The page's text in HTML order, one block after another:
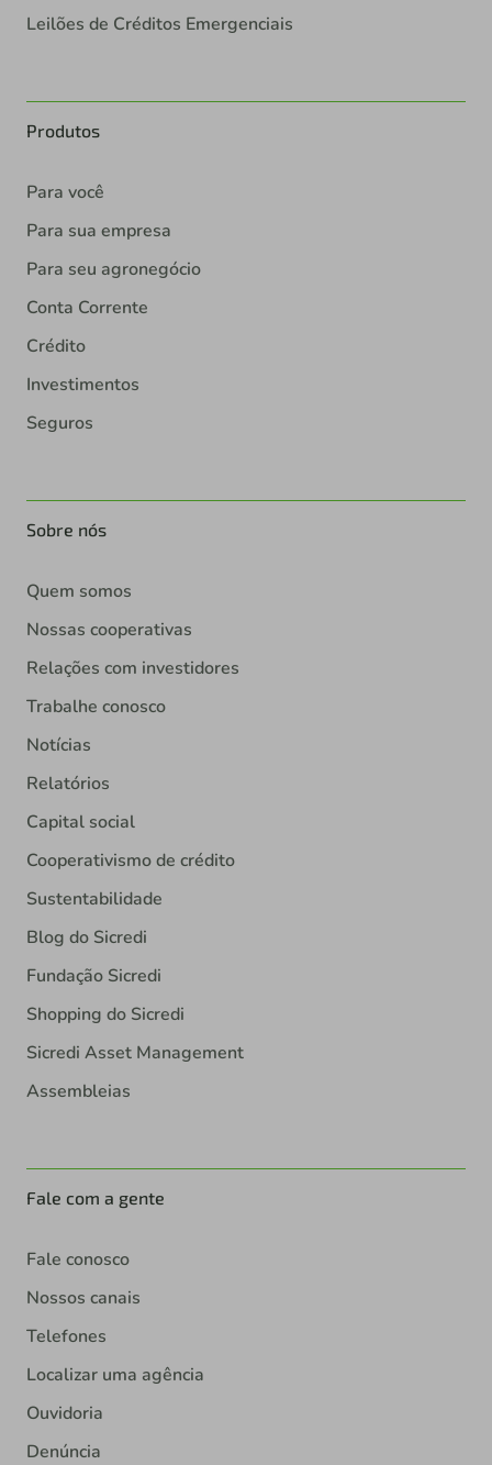
Leilões de Créditos Emergenciais
Produtos
Para você
Para sua empresa
Para seu agronegócio
Conta Corrente
Crédito
Investimentos
Seguros
Sobre nós
Quem somos
Nossas cooperativas
Relações com investidores
Trabalhe conosco
Notícias
Relatórios
Capital social
Cooperativismo de crédito
Sustentabilidade
Blog do Sicredi
Fundação Sicredi
Shopping do Sicredi
Sicredi Asset Management
Assembleias
Fale com a gente
Fale conosco
Nossos canais
Telefones
Localizar uma agência
Ouvidoria
Denúncia